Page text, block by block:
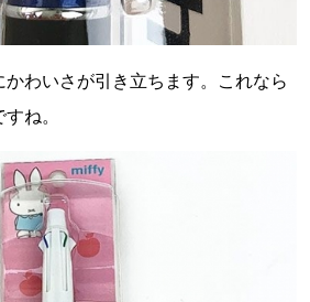
わいさが引き立ちます。これなら
ね。